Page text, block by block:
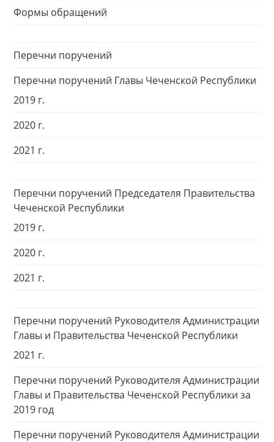
Формы обращений
Перечни поручений
Перечни поручений Главы Чеченской Республики
2019 г.
2020 г.
2021 г.
Перечни поручений Председателя Правительства
Чеченской Республики
2019 г.
2020 г.
2021 г.
Перечни поручений Руководителя Администрации
Главы и Правительства Чеченской Республики
2021 г.
Перечни поручений Руководителя Администрации
Главы и Правительства Чеченской Республики за
2019 год
Перечни поручений Руководителя Администрации